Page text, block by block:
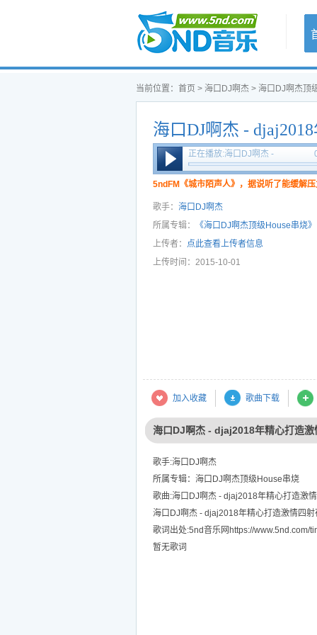
首页
当前位置： 首页 > 海口DJ啊杰 > 海口DJ啊杰顶
海口DJ啊杰 -
激情四射夜店007名
热舞CLUB专辑
正在播放:海口DJ啊杰 -
djaj2018年精心打造激情四
射夜店007名曲社会摇气氛
5ndFM《城市陌声人》，据说听了能缓解压
歌手： 海口DJ啊杰
所属专辑：
《海口DJ啊杰顶级House串烧》
上传者： 点此查看上传者信息
上传时间：2015-10-01
加入收藏 歌曲下载
海口DJ啊杰 - djaj2018年精心打造
歌手:海口DJ啊杰
所属专辑：海口DJ啊杰顶级House串烧
歌曲:海口DJ啊杰 - djaj2018年精心打造激
海口DJ啊杰 - djaj2018年精心打造激情四
歌词出处:5nd音乐网https://www.5nd.com/
暂无歌词